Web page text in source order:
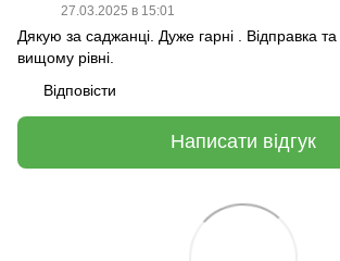
27.03.2025 в 15:01
Дякую за саджанці. Дуже гарні . Відправка
вищому рівні.
Відповісти
Написати відгук